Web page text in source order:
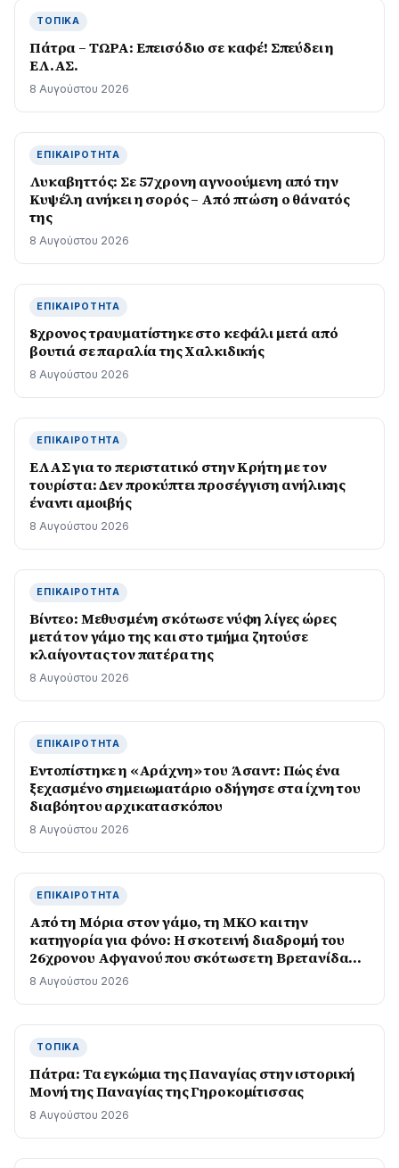
ΤΟΠΙΚΆ
Πάτρα – ΤΩΡΑ: Επεισόδιο σε καφέ! Σπεύδει η
ΕΛ.ΑΣ.
8 Αυγούστου 2026
ΕΠΙΚΑΙΡΌΤΗΤΑ
Λυκαβηττός: Σε 57χρονη αγνοούμενη από την
Κυψέλη ανήκει η σορός – Από πτώση ο θάνατός
της
8 Αυγούστου 2026
ΕΠΙΚΑΙΡΌΤΗΤΑ
8χρονος τραυματίστηκε στο κεφάλι μετά από
βουτιά σε παραλία της Χαλκιδικής
8 Αυγούστου 2026
ΕΠΙΚΑΙΡΌΤΗΤΑ
ΕΛΑΣ για το περιστατικό στην Κρήτη με τον
τουρίστα: Δεν προκύπτει προσέγγιση ανήλικης
έναντι αμοιβής
8 Αυγούστου 2026
ΕΠΙΚΑΙΡΌΤΗΤΑ
Βίντεο: Μεθυσμένη σκότωσε νύφη λίγες ώρες
μετά τον γάμο της και στο τμήμα ζητούσε
κλαίγοντας τον πατέρα της
8 Αυγούστου 2026
ΕΠΙΚΑΙΡΌΤΗΤΑ
Εντοπίστηκε η «Αράχνη» του Άσαντ: Πώς ένα
ξεχασμένο σημειωματάριο οδήγησε στα ίχνη του
διαβόητου αρχικατασκόπου
8 Αυγούστου 2026
ΕΠΙΚΑΙΡΌΤΗΤΑ
Από τη Μόρια στον γάμο, τη ΜΚΟ και την
κατηγορία για φόνο: Η σκοτεινή διαδρομή του
26χρονου Αφγανού που σκότωσε τη Βρετανίδα
στην Κυψέλη
8 Αυγούστου 2026
ΤΟΠΙΚΆ
Πάτρα: Τα εγκώμια της Παναγίας στην ιστορική
Μονή της Παναγίας της Γηροκομίτισσας
8 Αυγούστου 2026